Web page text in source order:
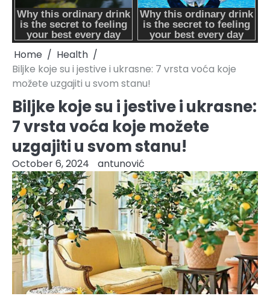
Home
Health
Biljke koje su i jestive i ukrasne: 7 vrsta voća koje
možete uzgajiti u svom stanu!
Biljke koje su i jestive i ukrasne:
7 vrsta voća koje možete
uzgajiti u svom stanu!
October 6, 2024 antunović